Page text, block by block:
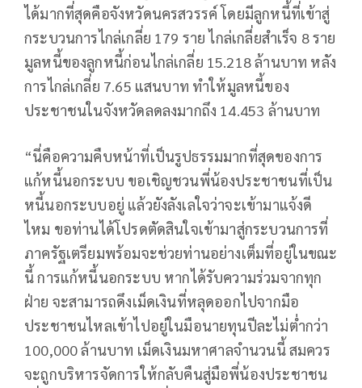
ได้มากที่สุดคือจังหวัดนครสวรรค์ โดยมีลูกหนี้ที่เข้าสู่
กระบวนการไกล่เกลี่ย 179 ราย ไกล่เกลี่ยสำเร็จ 8 ราย
มูลหนี้ของลูกหนี้ก่อนไกล่เกลี่ย 15.218 ล้านบาท หลัง
การไกล่เกลี่ย 7.65 แสนบาท ทำให้มูลหนี้ของ
ประชาชนในจังหวัดลดลงมากถึง 14.453 ล้านบาท
“นี่คือความคืบหน้าที่เป็นรูปธรรมมากที่สุดของการ
แก้หนี้นอกระบบ ขอเชิญชวนพี่น้องประชาชนที่เป็น
หนี้นอกระบบอยู่ แล้วยังลังเลใจว่าจะเข้ามาแจ้งดี
ไหม ขอท่านได้โปรดตัดสินใจเข้ามาสู่กระบวนการที่
ภาครัฐเตรียมพร้อมจะช่วยท่านอย่างเต็มที่อยู่ในขณะ
นี้ การแก้หนี้นอกระบบ หากได้รับความร่วมจากทุก
ฝ่าย จะสามารถดึงเม็ดเงินที่หลุดออกไปจากมือ
ประชาชนไหลเข้าไปอยู่ในมือนายทุนปีละไม่ต่ำกว่า
100,000 ล้านบาท เม็ดเงินมหาศาลจำนวนนี้ สมควร
จะถูกบริหารจัดการให้กลับคืนสู่มือพี่น้องประชาชน